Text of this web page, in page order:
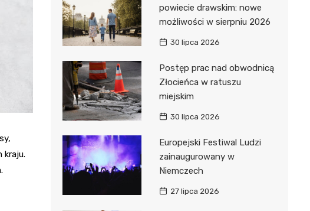
kraju.
powiecie drawskim: nowe
możliwości w sierpniu 2026
30 lipca 2026
Postęp prac nad obwodnicą
Złocieńca w ratuszu
miejskim
30 lipca 2026
Europejski Festiwal Ludzi
zainaugurowany w
Niemczech
27 lipca 2026